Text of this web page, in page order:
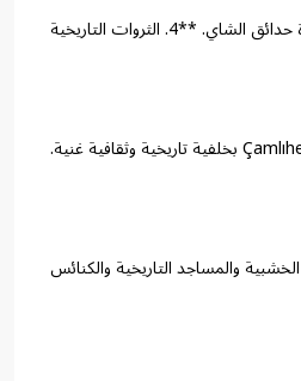
الشاي من خلال زيارة حدائق الشاي. **4. الثروات التاريخية
والثقافية:** تتمتع Çamlıhemşin بخلفية تاريخية وثقافية غنية.
والمساجد التاريخية والكنائس